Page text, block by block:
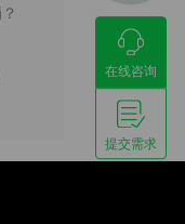
在线咨询
提交需求